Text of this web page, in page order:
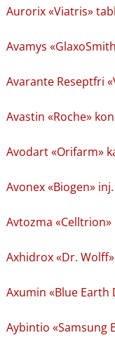
Aurorix «Viatris»
Avamys
Avarante Reseptfri
Avastin «Roche»
Avodart «Orifarm»
Avonex «Biogen» inj.
Avtozma «Celltrion»
Axhidrox «Dr.
Axumin «Blue Earth
Aybintio «Samsung